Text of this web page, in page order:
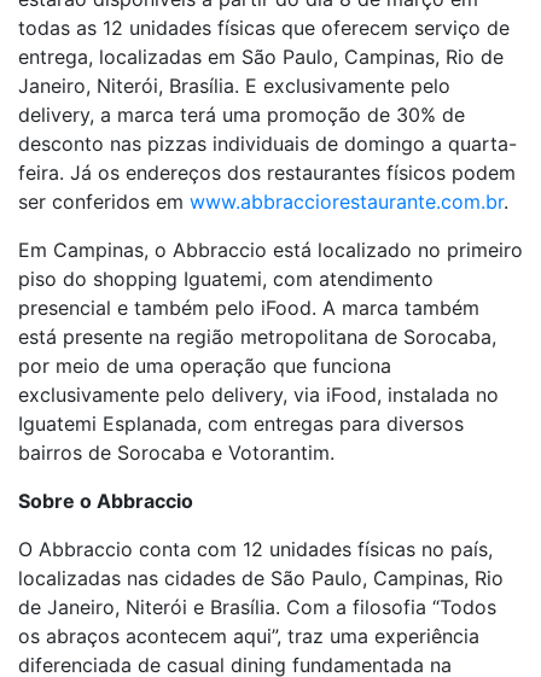
todas as 12 unidades físicas que oferecem serviço de
entrega, localizadas em São Paulo, Campinas, Rio de
Janeiro, Niterói, Brasília. E exclusivamente pelo
delivery, a marca terá uma promoção de 30% de
desconto nas pizzas individuais de domingo a quarta-
feira. Já os endereços dos restaurantes físicos podem
ser conferidos em www.abbracciorestaurante.com.br.
Em Campinas, o Abbraccio está localizado no primeiro
piso do shopping Iguatemi, com atendimento
presencial e também pelo iFood. A marca também
está presente na região metropolitana de Sorocaba,
por meio de uma operação que funciona
exclusivamente pelo delivery, via iFood, instalada no
Iguatemi Esplanada, com entregas para diversos
bairros de Sorocaba e Votorantim.
Sobre o Abbraccio
O Abbraccio conta com 12 unidades físicas no país,
localizadas nas cidades de São Paulo, Campinas, Rio
de Janeiro, Niterói e Brasília. Com a filosofia “Todos
os abraços acontecem aqui”, traz uma experiência
diferenciada de casual dining fundamentada na